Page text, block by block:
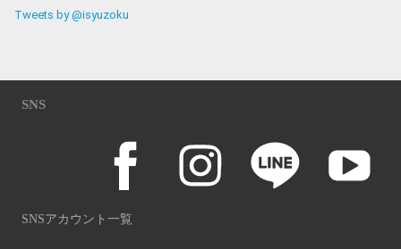
Tweets by @isyuzoku
SNS
SNSアカウント一覧